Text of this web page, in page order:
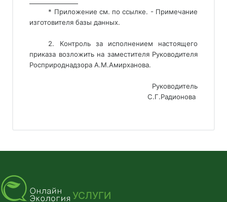
* Приложение см. по ссылке. - Примечание
изготовителя базы данных.
2. Контроль за исполнением настоящего
приказа возложить на заместителя Руководителя
Росприроднадзора A.M.Амирханова.
Руководитель
С.Г.Радионова
УСЛУГИ